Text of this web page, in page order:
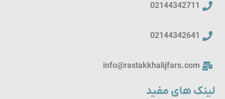
02144342711
02144342641
info@rastakkhalijfars.com
لینک های مفید